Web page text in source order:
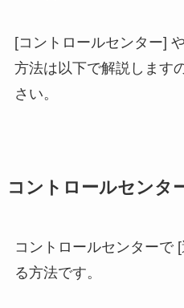
[コントロールセンター]
方法は以下で解説します
さい。
コントロールセンタ
コントロールセンターで
る方法です。